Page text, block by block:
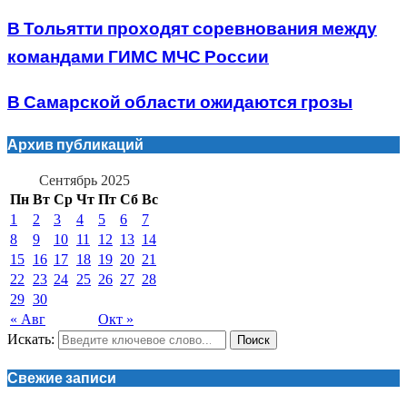
В Тольятти проходят соревнования между
командами ГИМС МЧС России
В Самарской области ожидаются грозы
Архив публикаций
Сентябрь 2025
Пн Вт Ср Чт Пт Сб Вс
« Авг Окт »
1 2 3 4 5 6
7
8
9 10 11 12 13 14
15 16 17 18 19 20 21
22
23 24 25 26 27 28
29 30
Искать: Поиск
Свежие записи